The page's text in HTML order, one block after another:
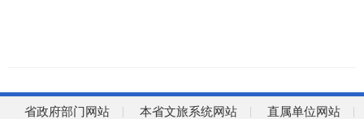
省政府部门网站 本省文旅系统网站 直属单位网站